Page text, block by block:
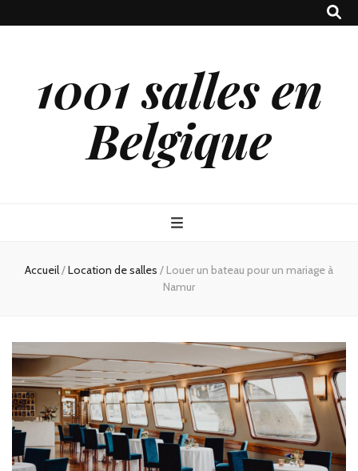
1001 salles en
Belgique
Accueil/Location de salles / Louer un bateau pour un mariage à
Namur